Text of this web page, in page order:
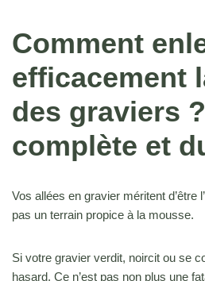
Comment
efficacement
des graviers
complète et
Vos allées en gravier méritent d’être
pas un terrain propice à la mousse.
Si votre gravier verdit, noircit ou se
hasard. Ce n’est pas non plus une